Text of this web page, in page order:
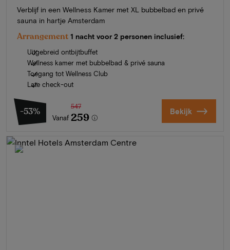
Verblijf in een Wellness Kamer met XL bubbelbad en privé
sauna in hartje Amsterdam
Arrangement 1 nacht voor 2 personen inclusief:
Uitgebreid ontbijtbuffet
Wellness kamer met bubbelbad & privé sauna
Toegang tot Wellness Club
Late check-out
-53%
Vanaf
547
259 Bekijk